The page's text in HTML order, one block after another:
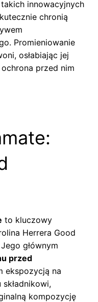
innowacyjnych
chronią
Promieniowanie
osłabiając jej
przed nim
to kluczowy
Herrera Good
głównym
przed
ekspozycją na
składnikowi,
kompozycję